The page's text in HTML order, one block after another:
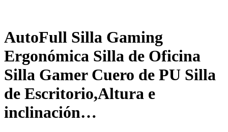
AutoFull Silla Gaming
Ergonómica Silla de Oficina
Silla Gamer Cuero de PU Silla
de Escritorio,Altura e
inclinación…